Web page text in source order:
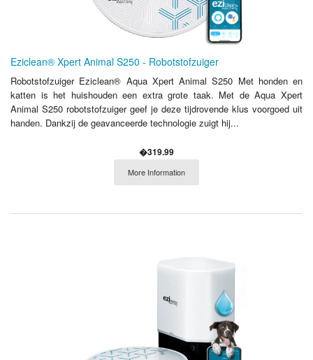
Eziclean® Xpert Animal S250 - Robotstofzuiger
Robotstofzuiger Eziclean® Aqua Xpert Animal S250 Met honden en
katten is het huishouden een extra grote taak. Met de Aqua Xpert
Animal S250 robotstofzuiger geef je deze tijdrovende klus voorgoed uit
handen. Dankzij de geavanceerde technologie zuigt hij...
�319.99
More Information